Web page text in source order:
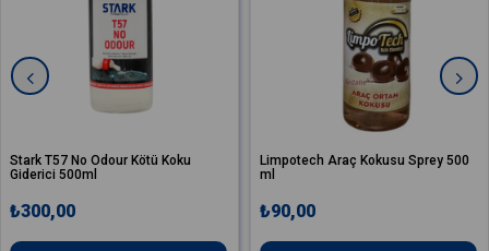
No Odour Kötü Koku
Limpotech Araç Kokusu Sprey 500
Valet